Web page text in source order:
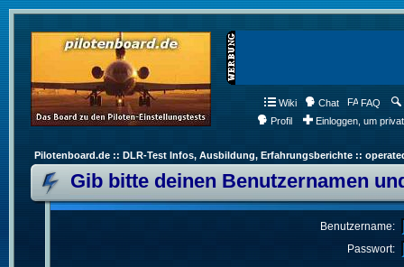
Wiki Chat FAQ
Profil
Einloggen, um
Pilotenboard.de :: DLR-Test Infos, Ausbildung, Erfahrungsberichte ::
Gib bitte deinen Benutzernamen
Benutzername:
Passwort: